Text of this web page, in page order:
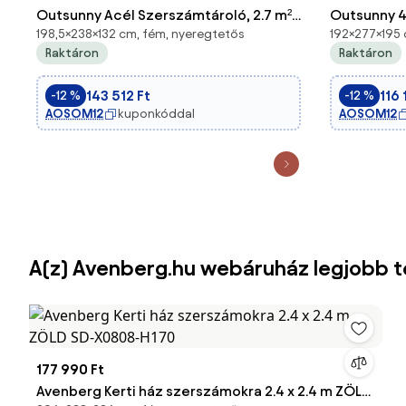
Outsunny Acél Szerszámtároló, 2.7 m²
Tároló Szekrény Polccal, UV Védelem,
Kerti Szekrény 2 Csúszóajtóval, Kerti
Sátor Alappal, 238 x 132 x 198.5 cm, S
198,5×238×132 cm, fém, nyeregtetős
Raktáron
-12 % 143 512 Ft
AOSOM12 kuponkóddal
Outsunny
Kerti Ház,
Alapozás,
Időjárásálló
Raktáron
-12 % 116
AOSOM12
A(z) Avenberg.hu webáruház legjobb
177 990 Ft
Avenberg Kerti ház szerszámokra 2.4 x 2.4 m ZÖLD